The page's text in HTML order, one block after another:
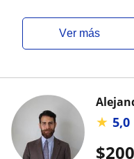
ver más
$
★ 5,0